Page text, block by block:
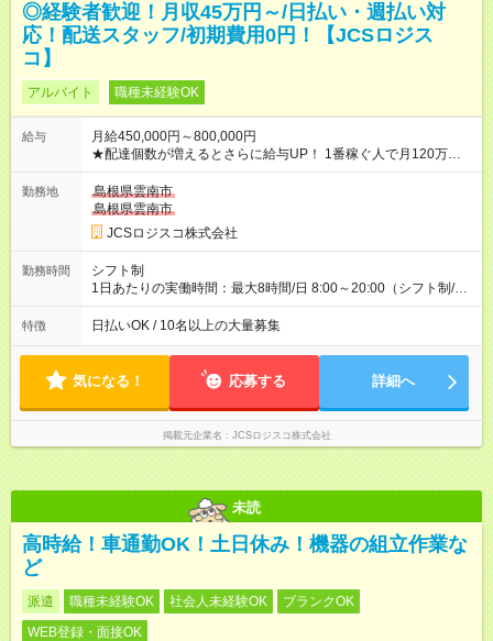
◎経験者歓迎！月収45万円～/日払い・週払い対
応！配送スタッフ/初期費用0円！【JCSロジス
コ】
アルバイト 職種未経験OK
給与
月給450,000円～800,000円
★配達個数が増えるとさらに給与UP！ 1番稼ぐ人で月120万ほ
ど！ ・主要都市エリア 月収55万円／週5日稼働 月収65万~112
万円／週6日稼働 ・地方郊外エリア 月収40万円／週5日稼働 月
収40万円~50万円／週6日稼働 ＜モデルイメージ＞ ■月収50万
円 (27歳男性/江東区在住)※元建築関係 1日150個配達×25日勤務
(日休み) ■月収80万円(43歳男性/墨田区在住)※元営業 1日200個
勤務地
島根県雲南市
島根県雲南市
JCSロジスコ株式会社
勤務時間
シフト制
1日あたりの実働時間：最大8時間/日 8:00～20:00（シフト制/実
働8時間） ※週5日勤務（場所次第では週4も有り） ※配達状況に
よって時間外での勤務可能性有り ※案件により多少の前後あり
特徴 日払いOK / 10名以上の大量募集
気になる！ 応募する 詳細へ
掲載元企業名 JCSロジスコ株式会社
未読
高時給！車通勤OK！土日休み！機器の組立作業な
ど
派遣 職種未経験OK 社会人未経験OK
ブランクOK
WEB登録・面接OK